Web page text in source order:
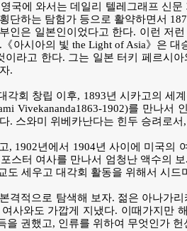
국에 와서는 데일리 텔레그래프 신
단하는 탐험가 등으로 활약하면서
인은 일본인이었다고 한다. 이런 저
아시아의 빛 the Light of Asia》은
이라고 한다. 그는 일본 터키 페르시
.
각회 창립 이후, 1893년 시카고의
Vivekananda1863-1902)를 만나
. 스와미 위베카난다는 힌두 승려로
, 1902년에서 1904년 사이에 미국의
스터 여사를 만나서 엄청난 액수의
도 세우고 대각회 활동을 위해서 시드
격적으로 탐색해 보자. 젊은 아나가
사와도 가깝게 지냈다. 이때가지만
을 권했고, 인류를 위하여 무엇인가